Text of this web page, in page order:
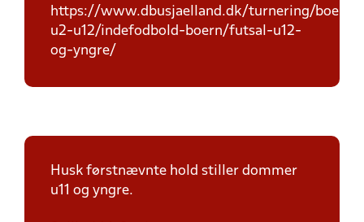
https://www.dbusjaelland.dk/turnering/boern-
u2-u12/indefodbold-boern/futsal-u12-
og-yngre/
Husk førstnævnte hold stiller dommer
u11 og yngre.